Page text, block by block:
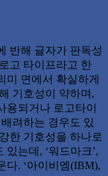
반해 글자가 판독성
고 타이프라고 한
미 면에서 확실하게
기호성이 약하며,
용되거나 로고타이
려하는 경우도 있
한 기호성을 하나로
는데, ‘워드마크’,
다. ‘아이비엠(IBM),